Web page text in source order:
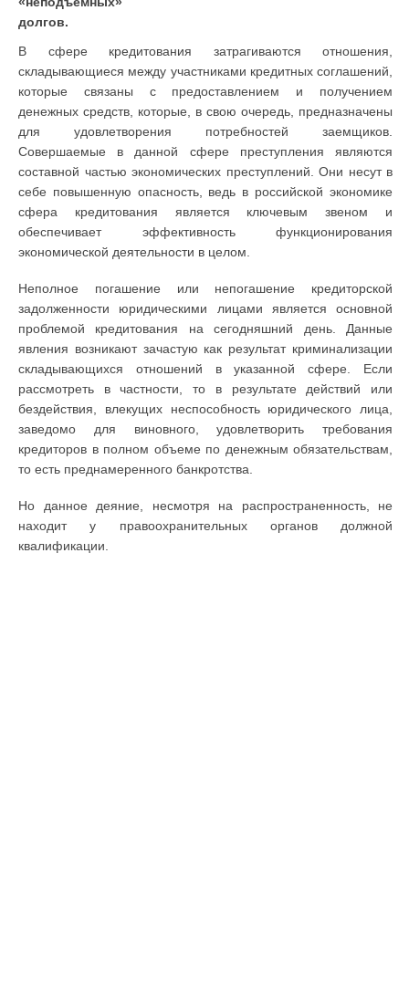
долгов.
В сфере кредитования затрагиваются отношения,
складывающиеся между участниками кредитных соглашений,
которые связаны с предоставлением и получением
денежных средств, которые, в свою очередь, предназначены
для удовлетворения потребностей заемщиков.
Совершаемые в данной сфере преступления являются
составной частью экономических преступлений. Они несут в
себе повышенную опасность, ведь в российской экономике
сфера кредитования является ключевым звеном и
обеспечивает эффективность функционирования
экономической деятельности в целом.
Неполное погашение или непогашение кредиторской
задолженности юридическими лицами является основной
проблемой кредитования на сегодняшний день. Данные
явления возникают зачастую как результат криминализации
складывающихся отношений в указанной сфере. Если
рассмотреть в частности, то в результате действий или
бездействия, влекущих неспособность юридического лица,
заведомо для виновного, удовлетворить требования
кредиторов в полном объеме по денежным обязательствам,
то есть преднамеренного банкротства.
Но данное деяние, несмотря на распространенность, не
находит у правоохранительных органов должной
квалификации.